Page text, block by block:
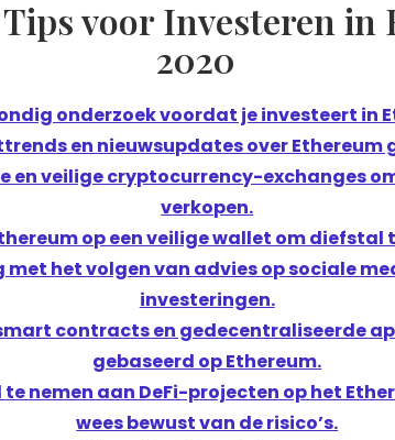
voor Investeren in
2020
onderzoek voordat je investeert in
en nieuwsupdates over Ethereum
en veilige cryptocurrency-exchanges
verkopen.
op een veilige wallet om diefstal
met het volgen van advies op sociale
investeringen.
contracts en gedecentraliseerde
gebaseerd op Ethereum.
te nemen aan DeFi-projecten op het
wees bewust van de risico’s.